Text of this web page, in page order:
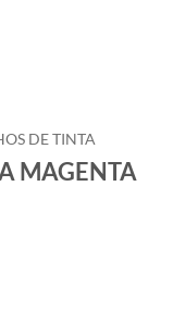
DE TINTA
MAGENTA